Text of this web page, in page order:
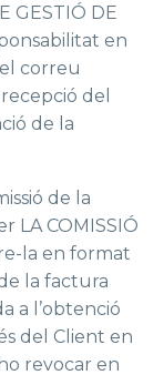
GESTIÓ DE
en
correu
del
de la
de la
LA COMISSIÓ
la en format
la factura
a l’obtenció
del Client en
revocar en